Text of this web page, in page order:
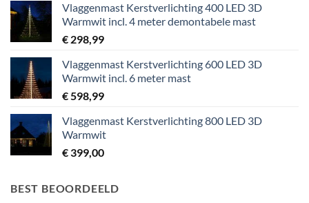
Vlaggenmast Kerstverlichting 400 LED 3D
Warmwit incl. 4 meter demontabele mast
€ 298,99
Vlaggenmast Kerstverlichting 600 LED 3D
Warmwit incl. 6 meter mast
€598,99
Vlaggenmast Kerstverlichting 800 LED 3D
Warmwit
€ 399,00
BEST BEOORDEELD